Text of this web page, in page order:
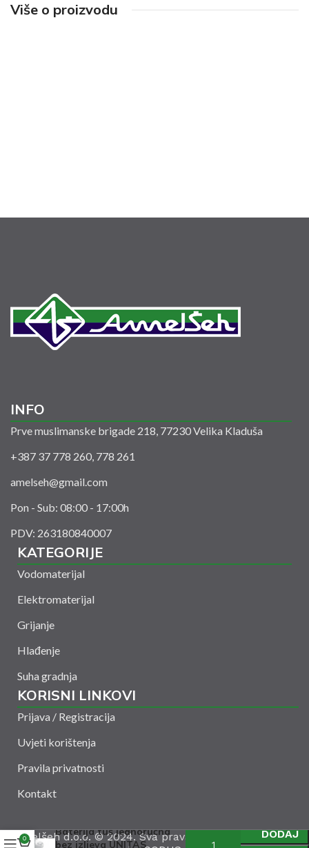
Više o proizvodu
INFO
Prve muslimanske brigade 218, 77230 Velika Kladuša
+387 37 778 260, 778 261
amelseh@gmail.com
Pon - Sub: 08:00 - 17:00h
PDV: 263180840007
KATEGORIJE
Vodomaterijal
Elektromaterijal
Grijanje
Hlađenje
Suha gradnja
KORISNI LINKOVI
Prijava / Registracija
Uvjeti korištenja
Pravila privatnosti
Kontakt
Amelšeh d.o.o. © 2024. Sva prava zadržana. Powered
Baterija tuš jednoručna
bez izljeva UNITAS
DODAJ
0